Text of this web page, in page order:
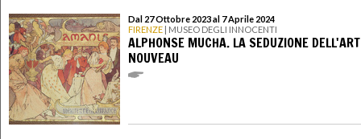
Dal 27 Ottobre 2023 al 7 Aprile 2024
FIRENZE | MUSEO DEGLI INNOCENTI
ALPHONSE MUCHA. LA SEDUZIONE DELL'ART
NOUVEAU